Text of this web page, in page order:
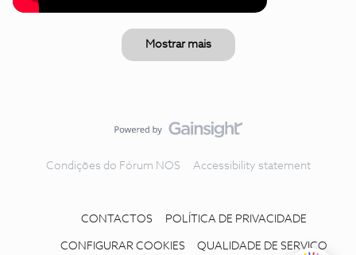
Mostrar mais
Condições do Fórum NOS Accessibility statement
CONTACTOS POLÍTICA DE PRIVACIDADE
CONFIGURAR COOKIES QUALIDADE DE SERVIÇO